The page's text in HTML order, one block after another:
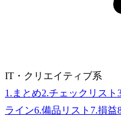
IT・クリエイティブ系
1 . まとめ2.チェックリスト
ライン6.備品リスト 7.損益